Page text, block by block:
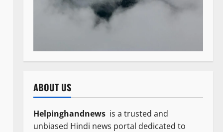
ABOUT US
Helpinghandnews is a trusted and
unbiased Hindi news portal dedicated to